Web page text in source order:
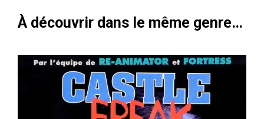
À découvrir dans le même genre…